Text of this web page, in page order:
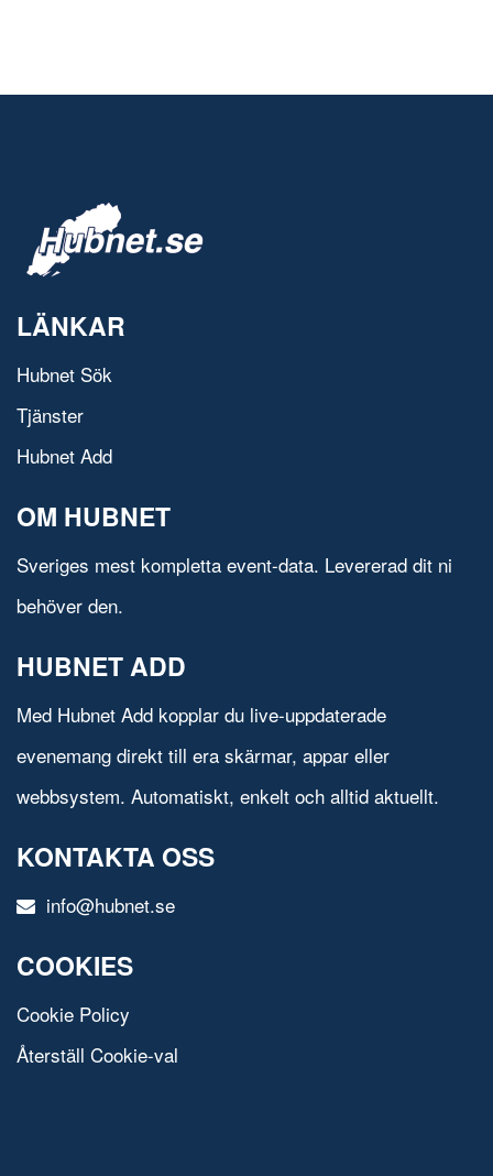
LÄNKAR
Hubnet Sök
Tjänster
Hubnet Add
OM HUBNET
Sveriges mest kompletta event-data. Levererad dit ni
behöver den.
HUBNET ADD
Med Hubnet Add kopplar du live-uppdaterade
evenemang direkt till era skärmar, appar eller
webbsystem. Automatiskt, enkelt och alltid aktuellt.
KONTAKTA OSS
info@hubnet.se
COOKIES
Cookie Policy
Återställ Cookie-val